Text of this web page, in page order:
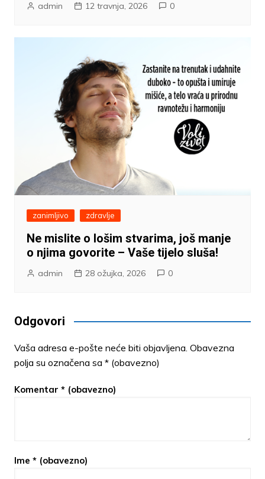
admin 12 travnja, 2026 0
zanimljivo zdravlje
Ne mislite o lošim stvarima, još manje
o njima govorite – Vaše tijelo sluša!
admin 28 ožujka, 2026 0
Odgovori
Vaša adresa e-pošte neće biti objavljena. Obavezna
polja su označena sa * (obavezno)
Komentar * (obavezno)
Ime * (obavezno)